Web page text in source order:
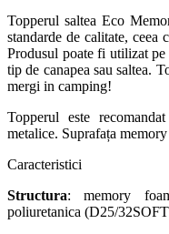
Topperul saltea Eco
standarde de calitate, ceea
Produsul poate fi utilizat
tip de canapea sau saltea.
mergi in camping!
Topperul este
metalice. Suprafața
Caracteristici
Structura: memory
poliuretanica (D25/